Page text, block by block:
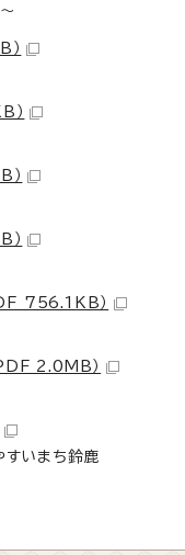
）
756.1KB）
2.0MB）
いまち鈴鹿